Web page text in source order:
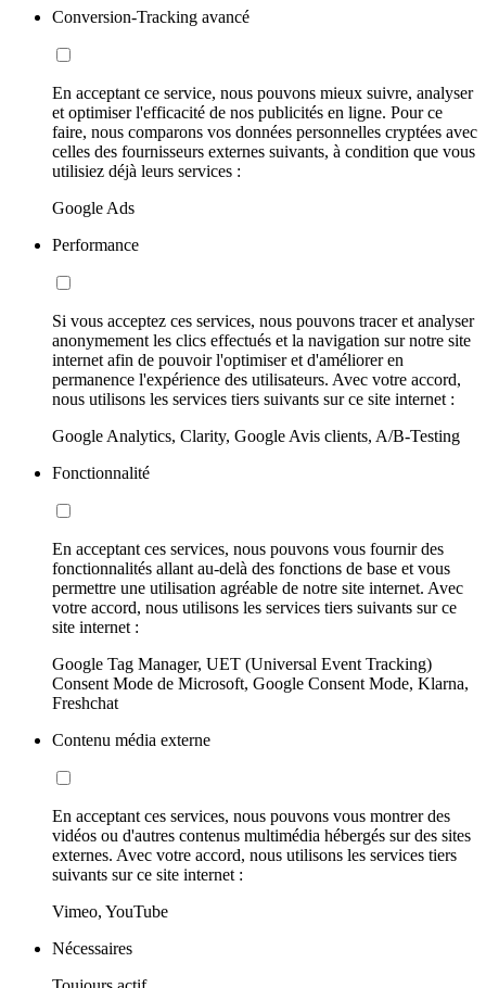
Conversion-Tracking avancé
En acceptant ce service, nous pouvons mieux suivre, analyser
et optimiser l'efficacité de nos publicités en ligne. Pour ce
faire, nous comparons vos données personnelles cryptées avec
celles des fournisseurs externes suivants, à condition que vous
utilisiez déjà leurs services :
Google Ads
Performance
Si vous acceptez ces services, nous pouvons tracer et analyser
anonymement les clics effectués et la navigation sur notre site
internet afin de pouvoir l'optimiser et d'améliorer en
permanence l'expérience des utilisateurs. Avec votre accord,
nous utilisons les services tiers suivants sur ce site internet :
Google Analytics, Clarity, Google Avis clients, A/B-Testing
Fonctionnalité
En acceptant ces services, nous pouvons vous fournir des
fonctionnalités allant au-delà des fonctions de base et vous
permettre une utilisation agréable de notre site internet. Avec
votre accord, nous utilisons les services tiers suivants sur ce
site internet :
Google Tag Manager, UET (Universal Event Tracking)
Consent Mode de Microsoft, Google Consent Mode, Klarna,
Freshchat
Contenu média externe
En acceptant ces services, nous pouvons vous montrer des
vidéos ou d'autres contenus multimédia hébergés sur des sites
externes. Avec votre accord, nous utilisons les services tiers
suivants sur ce site internet :
Vimeo, YouTube
Nécessaires